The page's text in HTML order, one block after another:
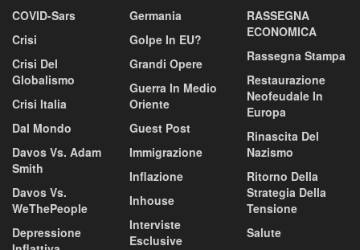
COVID-Sars
Crisi
Crisi Del
Globalismo
Crisi Italia
Dal Mondo
Davos Vs. Adam
Smith
Davos Vs.
WeThePeople
Depressione
Germania
Golpe In EU?
Grandi Opere
Guerra In Medio
Oriente
Guest Post
Immigrazione
Inflazione
Inhouse
Interviste
Esclusive
RASSEGNA
ECONOMICA
Rassegna Stampa
Restaurazione
Neofeudale In
Europa
Rinascita Del
Nazismo
Ritorno Della
Strategia Della
Tensione
Salute